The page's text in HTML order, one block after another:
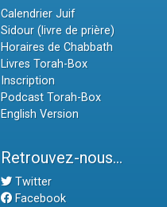
Calendrier Juif
Sidour (livre de prière)
Horaires de Chabbath
Livres Torah-Box
Inscription
Podcast Torah-Box
English Version
Retrouvez-nous...
Twitter
Facebook